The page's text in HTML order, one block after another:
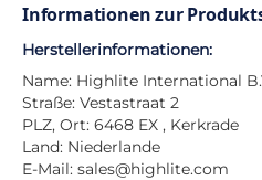
Informationen zur
Herstellerinformationen:
Name: Highlite International
Straße: Vestastraat 2
PLZ, Ort: 6468 EX , Kerkrade
Land: Niederlande
E-Mail: sales@highlite.com